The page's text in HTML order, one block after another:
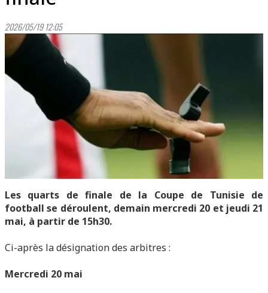
2026/05/19 12:05
Les quarts de finale de la Coupe de Tunisie de
football se déroulent, demain mercredi 20 et jeudi 21
mai, à partir de 15h30.
Ci-après la désignation des arbitres :
Mercredi 20 mai